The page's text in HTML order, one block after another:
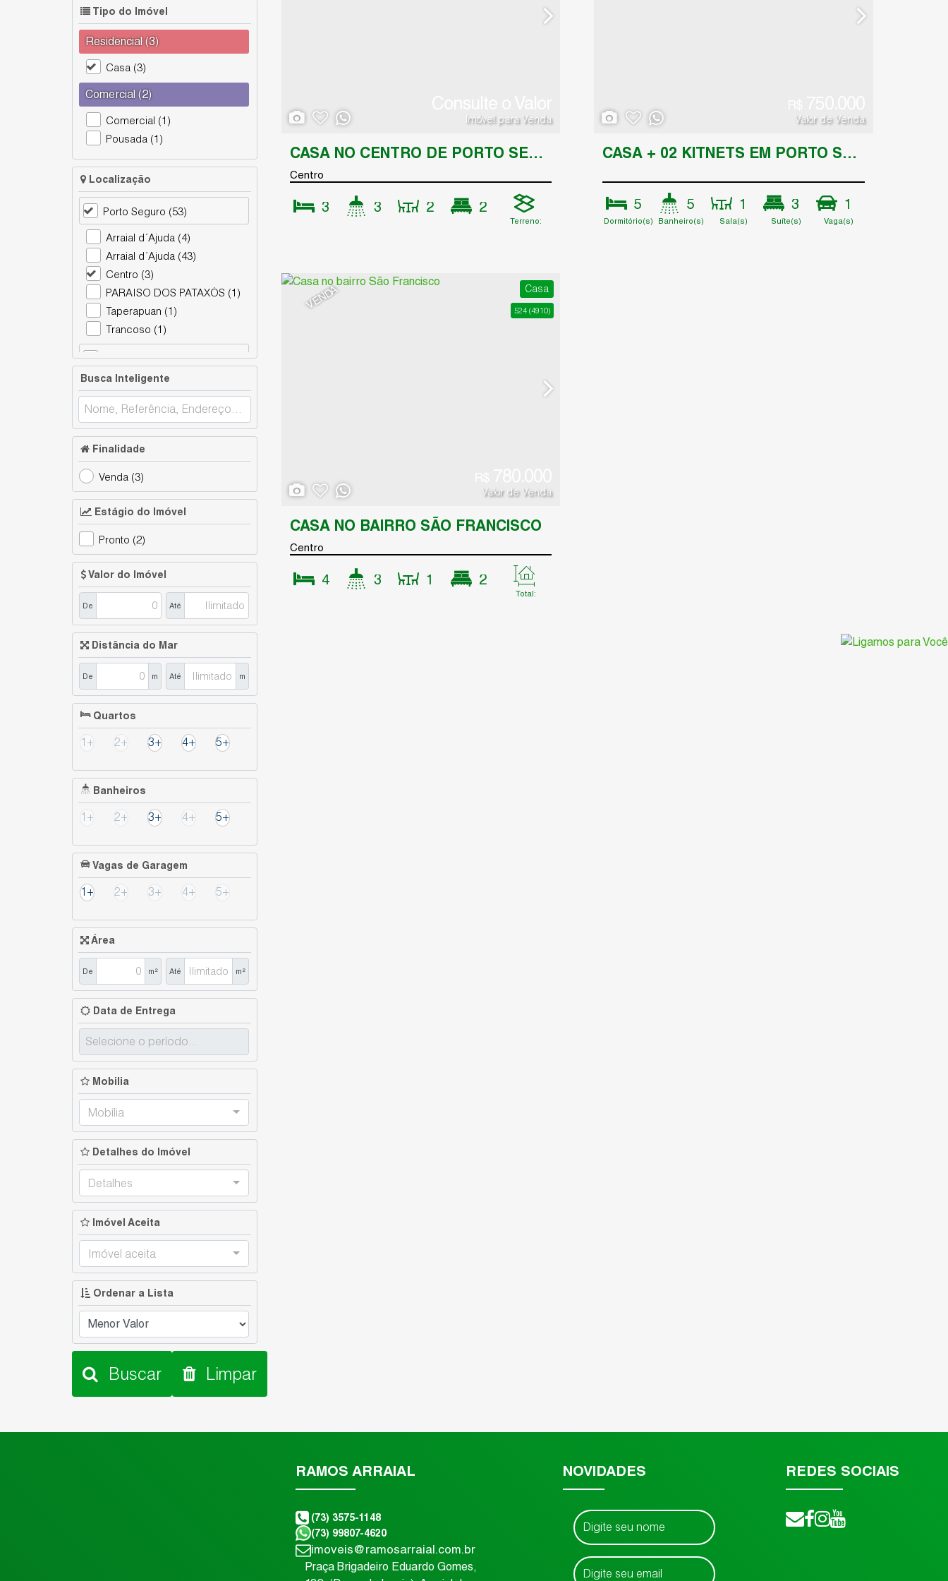
Tipo do Imóvel
Residencial (3)
Casa (3)
Comercial (2)
Comercial (1)
Pousada (1)
Localização
Porto Seguro (53)
Arraial d´Ajuda (4)
Arraial d´Ajuda (43)
Centro (3)
PARAISO DOS PATAXÓS (1)
Taperapuan (1)
Trancoso (1)
Arraial D'Ajuda (Porto Seguro) (1)
Corais do Arraial (1)
Busca Inteligente
Finalidade
Venda (3)
Estágio do Imóvel
Pronto (2)
Valor do Imóvel
De Até
Distância do Mar
De m Até m
Quartos
1+ 2+ 3+ 4+ 5+
Banheiros
1+ 2+ 3+ 4+ 5+
Vagas de Garagem
1+ 2+ 3+ 4+ 5+
Área
De m² Até m²
Data de Entrega
Mobilia
Mobília
Detalhes do Imóvel
Detalhes
Imóvel Aceita
Imóvel aceita
Ordenar a Lista
Buscar Limpar
Imóvel para Venda
CASA NO CENTRO DE PORTO SEGURO
Centro
3 3 2 2
Terreno:
Valor de Venda
CASA + 02 KITNETS EM PORTO SEGURO
5
Dormitório(s)
5
Banheiro(s)
1
Sala(s)
3
Suíte(s)
1
Vaga(s)
VENDA 524 (4910)
Casa
Valor de Venda
CASA NO BAIRRO SÃO FRANCISCO
Centro
4 3 1 2
Total:
RAMOS ARRAIAL
(73) 3575-1148
(73) 99807-4620
imoveis@ramosarraial.com.br
Praça Brigadeiro Eduardo Gomes,
NOVIDADES REDES SOCIAIS